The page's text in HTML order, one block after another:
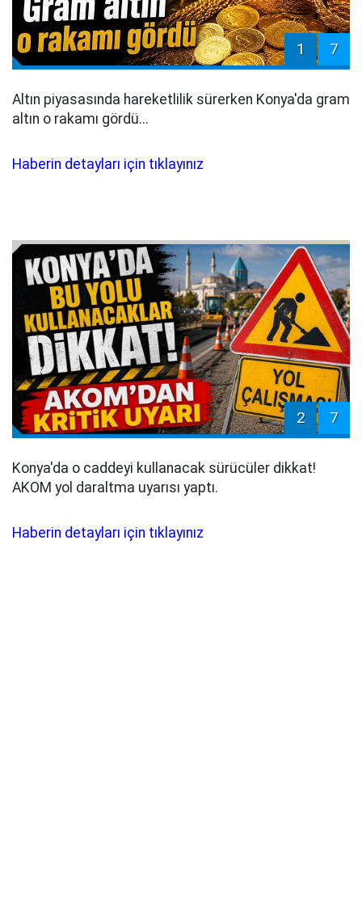
1 7
Altın piyasasında hareketlilik sürerken Konya'da gram
altın o rakamı gördü...
Haberin detayları için tıklayınız
2 7
Konya'da o caddeyi kullanacak sürücüler dikkat!
AKOM yol daraltma uyarısı yaptı.
Haberin detayları için tıklayınız